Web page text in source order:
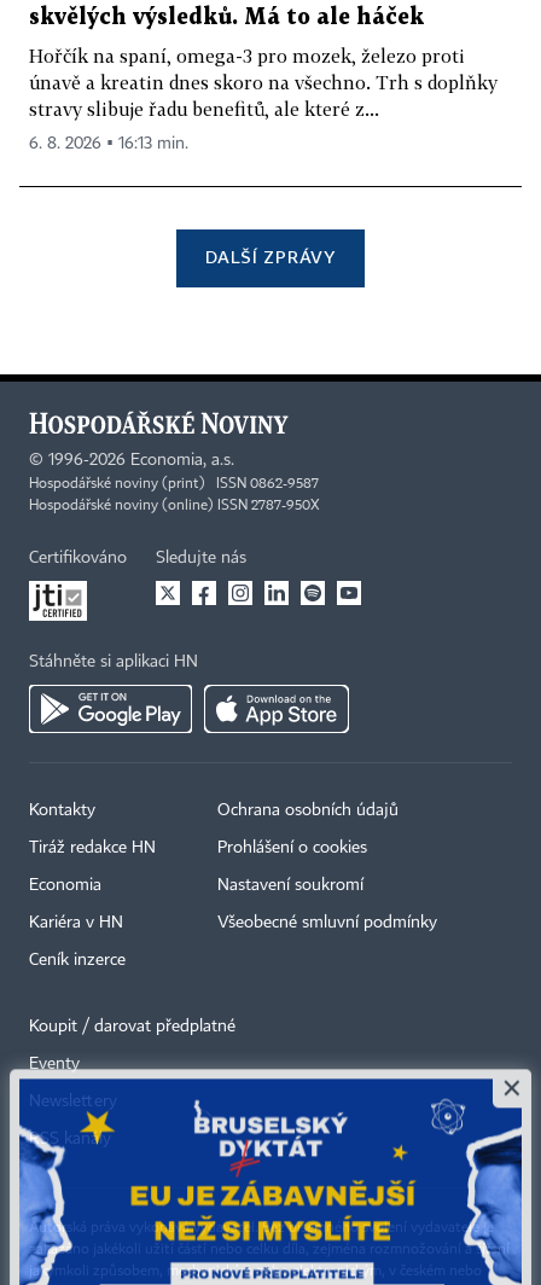
skvělých výsledků. Má to ale háček
Hořčík na spaní, omega-3 pro mozek, železo proti
únavě a kreatin dnes skoro na všechno. Trh s doplňky
stravy slibuje řadu benefitů, ale které z...
6. 8. 2026 ▪ 16:13 min.
DALŠÍ ZPRÁVY
© 1996-2026 Economia, a.s.
Hospodářské noviny (print) ISSN 0862-9587
Hospodářské noviny (online) ISSN 2787-950X
Certifikováno Sledujte nás
Stáhněte si aplikaci HN
Kontakty
Tiráž redakce HN
Economia
Kariéra v HN
Ceník inzerce
Ochrana osobních údajů
Prohlášení o cookies
Nastavení soukromí
Všeobecné smluvní podmínky
Koupit / darovat předplatné
Eventy
Newslettery
RSS kanály
Autorská práva vykonává vydavatel. Bez písemného svolení vydavatele je
zakázáno jakékoli užití částí nebo celku díla, zejména rozmnožování a šíření
jakýmkoli způsobem, mechanickým nebo elektronickým, v českém nebo
×